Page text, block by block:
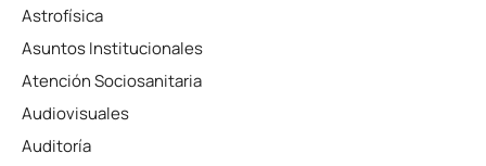
Astrofísica
Asuntos Institucionales
Atención Sociosanitaria
Audiovisuales
Auditoría